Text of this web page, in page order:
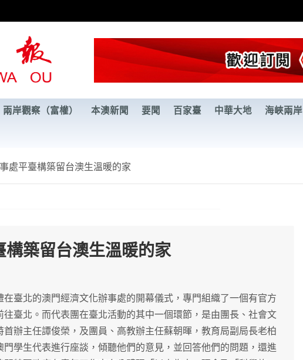
兩岸觀察（富權） 本澳新聞 要聞 百家臺 中華大地 海峽兩岸
處平臺構築留台澳生溫暖的家
構築留台澳生溫暖的家
臺北的澳門經濟文化辦事處的開幕儀式，專門組織了一個有官方
臺北。而代表團在臺北活動的其中一個環節，是由團長、社會文
辦主任譚俊榮，及團員、高教辦主任蘇朝暉，教育局副局長老柏
學生代表進行座談，傾聽他們的意見，並回答他們的問題，還進